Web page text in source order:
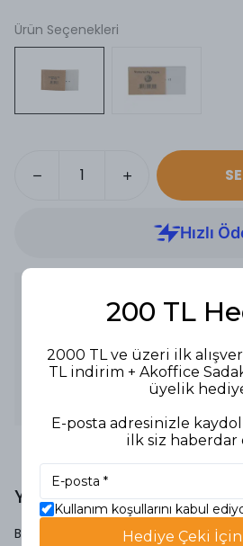
Ürün Seçenekleri
Özellik: Numaralı
Özellikler:
- Büyük boy numaralı fiş.
- Kolayca çoğaltılabilir, her sayfa için
Yorumlar
Bu ürün için henüz yorum
200 TL
2000 TL ve üzeri ilk
TL indirim + Akoffice
üyelik
E-posta adresinizle
ilk siz haberdar
Kullanım koşullarını kabul
Hediye Çeki İçin